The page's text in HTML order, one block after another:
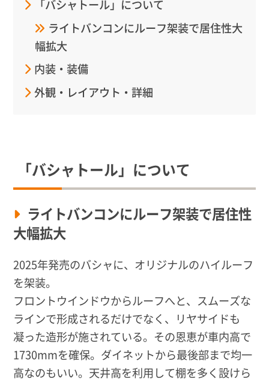
「バシャトール」について
ライトバンコンにルーフ架装で居住性大
幅拡大
内装・装備
外観・レイアウト・詳細
「バシャトール」について
ライトバンコンにルーフ架装で居住性
大幅拡大
2025年発売のバシャに、オリジナルのハイルーフ
を架装。
フロントウインドウからルーフへと、スムーズな
ラインで形成されるだけでなく、リヤサイドも
凝った造形が施されている。その恩恵が車内高で
1730mmを確保。ダイネットから最後部まで均一
高なのもいい。天井高を利用して棚を多く設けら